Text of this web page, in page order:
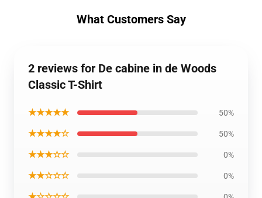
What Customers Say
2 reviews for De cabine in de Woods
Classic T-Shirt
★★★★★ 50%
★★★★☆ 50%
★★★☆☆ 0%
★★☆☆☆ 0%